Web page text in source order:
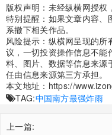
版权声明：未经纵横网授权
特别提醒：如果文章内容、
系撤下相关作品。
风险提示：纵横网呈现的
议，一切投资操作信息不能
料、图片、数据等信息来源
任由信息来源第三方承担。
本文地址： https://
TAG:中国南方最强炸雨
上一篇: